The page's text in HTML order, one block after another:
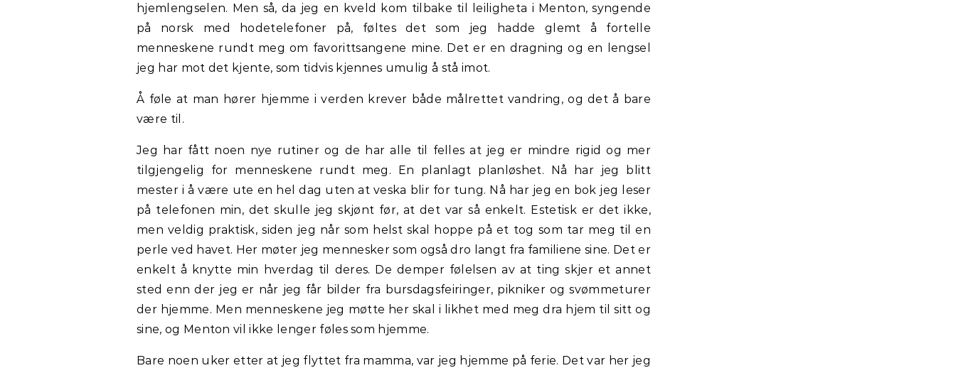
hjemlengselen. Men så, da jeg en kveld kom tilbake til leiligheta i Menton, syngende
på norsk med hodetelefoner på, føltes det som jeg hadde glemt å fortelle
menneskene rundt meg om favorittsangene mine. Det er en dragning og en lengsel
jeg har mot det kjente, som tidvis kjennes umulig å stå imot.
Å føle at man hører hjemme i verden krever både målrettet vandring, og det å bare
være til.
Jeg har fått noen nye rutiner og de har alle til felles at jeg er mindre rigid og mer
tilgjengelig for menneskene rundt meg. En planlagt planløshet. Nå har jeg blitt
mester i å være ute en hel dag uten at veska blir for tung. Nå har jeg en bok jeg leser
på telefonen min, det skulle jeg skjønt før, at det var så enkelt. Estetisk er det ikke,
men veldig praktisk, siden jeg når som helst skal hoppe på et tog som tar meg til en
perle ved havet. Her møter jeg mennesker som også dro langt fra familiene sine. Det er
enkelt å knytte min hverdag til deres. De demper følelsen av at ting skjer et annet
sted enn der jeg er når jeg får bilder fra bursdagsfeiringer, pikniker og svømmeturer
der hjemme. Men menneskene jeg møtte her skal i likhet med meg dra hjem til sitt og
sine, og Menton vil ikke lenger føles som hjemme.
Bare noen uker etter at jeg flyttet fra mamma, var jeg hjemme på ferie. Det var her jeg